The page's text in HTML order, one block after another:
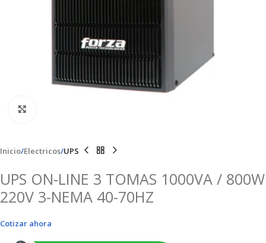
Inicio Electricos UPS
UPS ON-LINE 3 TOMAS 1000VA / 800W
220V 3-NEMA 40-70HZ
Cotizar ahora